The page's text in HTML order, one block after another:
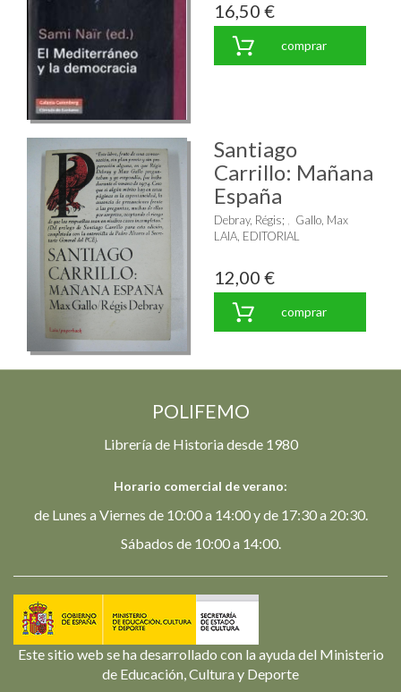
16,50 €
comprar
Santiago
Carrillo: Mañana
España
Debray, Régis;
Gallo, Max
LAIA, EDITORIAL
12,00 €
comprar
POLIFEMO
Librería de Historia desde 1980
Horario comercial de verano:
de Lunes a Viernes de 10:00 a 14:00 y de 17:30 a 20:30.
Sábados de 10:00 a 14:00.
Este sitio web se ha desarrollado con la ayuda del Ministerio
de Educación, Cultura y Deporte